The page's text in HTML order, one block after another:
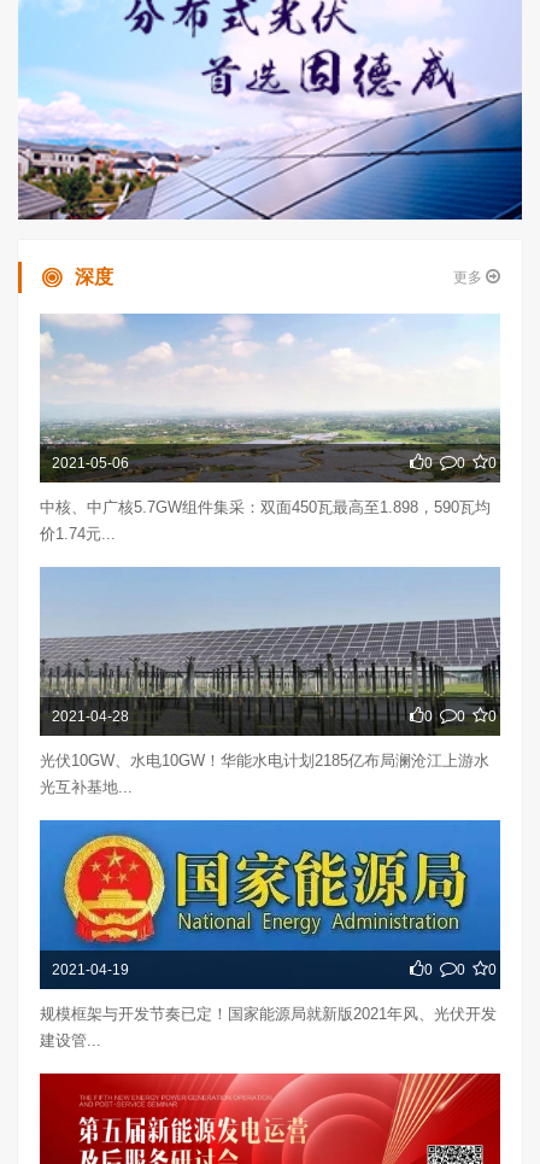
深度 更多
2021-05-06 0 0 0
中核、中广核5.7GW组件集采：双面450瓦最高至1.898，590瓦均
价1.74元...
2021-04-28 0 0 0
光伏10GW、水电10GW！华能水电计划2185亿布局澜沧江上游水
光互补基地...
2021-04-19 0 0 0
规模框架与开发节奏已定！国家能源局就新版2021年风、光伏开发
建设管...